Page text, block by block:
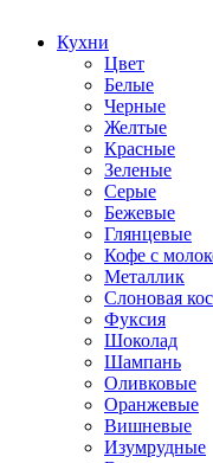
Кухни
Цвет
Белые
Черные
Желтые
Красные
Зеленые
Серые
Бежевые
Глянцевые
Кофе с
Металлик
Слоновая
Фуксия
Шоколад
Шампань
Оливковые
Оранжевые
Вишневые
Изумрудные